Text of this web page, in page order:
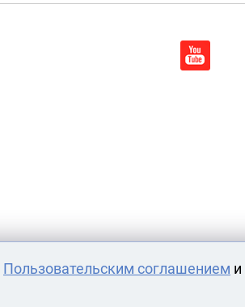
Пользовательским соглашением и